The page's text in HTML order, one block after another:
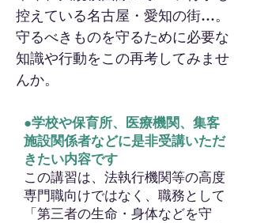
控えている名古屋・愛知の街…。
守るべきものを守るために必要な
知識や行動をこの再考してみませ
んか。
●学校や保育所、医療機関、集客
施設関係者などに是非受講いただ
きたい内容です
この講習は、法執行機関等の高度
専門職向けではなく、職務として
「第三者の生命・身体などを守